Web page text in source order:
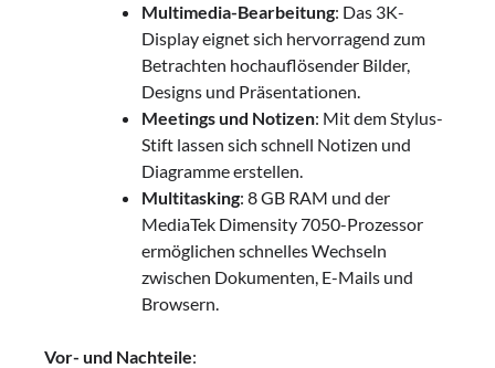
Multimedia-Bearbeitung: Das 3K-
Display eignet sich hervorragend zum
Betrachten hochauflösender Bilder,
Designs und Präsentationen.
Meetings und Notizen: Mit dem Stylus-
Stift lassen sich schnell Notizen und
Diagramme erstellen.
Multitasking: 8 GB RAM und der
MediaTek Dimensity 7050-Prozessor
ermöglichen schnelles Wechseln
zwischen Dokumenten, E-Mails und
Browsern.
Vor- und Nachteile: